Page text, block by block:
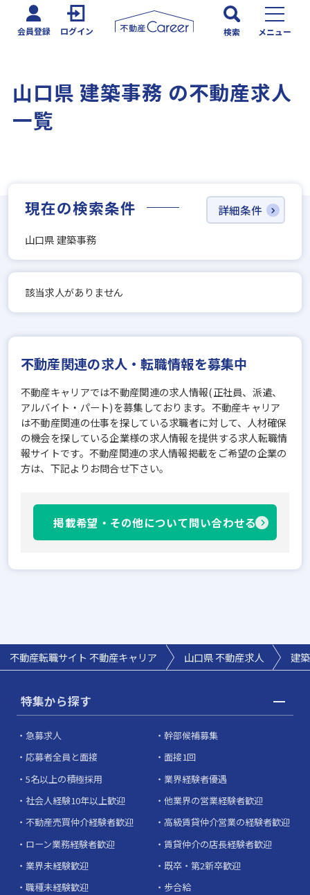
会員登録 ログイン 検索 メニュー
山口県 建築事務 の不動産求人
一覧
現在の検索条件
山口県 建築事務
詳細条件
該当求人がありません
不動産関連の求人・転職情報を募集中
不動産キャリアでは不動産関連の求人情報(正社員、派遣、
アルバイト・パート)を募集しております。不動産キャリア
は不動産関連の仕事を探している求職者に対して、人材確保
の機会を探している企業様の求人情報を提供する求人転職情
報サイトです。不動産関連の求人情報掲載をご希望の企業の
方は、下記よりお問合せ下さい。
掲載希望・その他について問い合わせる
不動産転職サイト 不動産キャリア 山口県不動産求人 建
特集から探す
急募求人
幹部候補募集
応募者全員と面接
面接1回
5名以上の積極採用
業界経験者優遇
社会人経験10年以上歓迎
他業界の営業経験者歓迎
不動産売買仲介経験者歓迎
高級賃貸仲介営業の経験者歓迎
ローン業務経験者歓迎
賃貸仲介の店長経験者歓迎
業界未経験歓迎
既卒・第2新卒歓迎
職種未経験歓迎
歩合給